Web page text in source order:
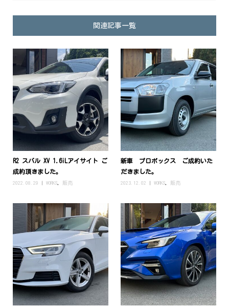
関連記事一覧
R2 スバル XV 1.6iLアイサイト ご
成約頂きました。
2022.08.29 WORKS, 販売
新車 プロボックス ご成約いた
だきました。
2023.12.02 WORKS 販売